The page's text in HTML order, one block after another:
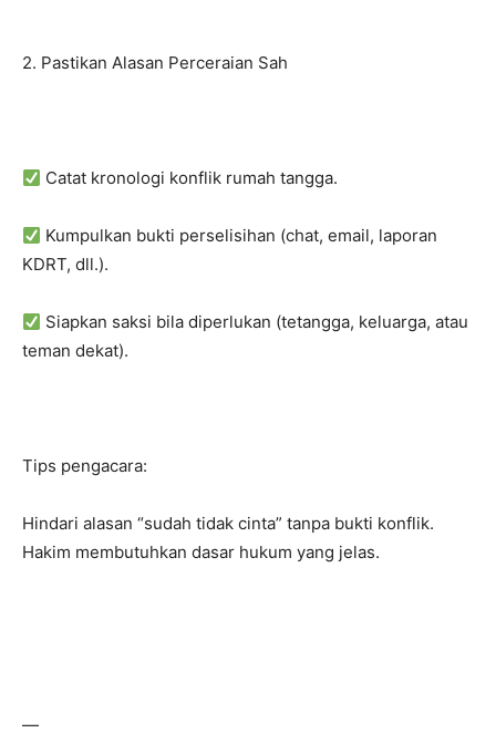
2. Pastikan Alasan Perceraian Sah
Catat kronologi konflik rumah tangga.
Kumpulkan bukti perselisihan (chat, email, laporan
KDRT, dll.).
Siapkan saksi bila diperlukan (tetangga, keluarga, atau
teman dekat).
Tips pengacara:
Hindari alasan “sudah tidak cinta” tanpa bukti konflik.
Hakim membutuhkan dasar hukum yang jelas.
—